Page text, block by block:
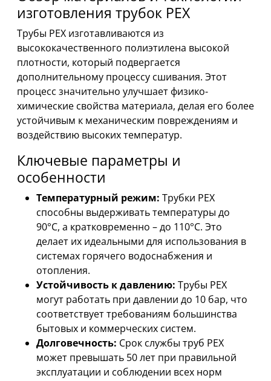
изготовления трубок PEX
Трубы PEX изготавливаются из
высококачественного полиэтилена высокой
плотности, который подвергается
дополнительному процессу сшивания. Этот
процесс значительно улучшает физико-
химические свойства материала, делая его более
устойчивым к механическим повреждениям и
воздействию высоких температур.
Ключевые параметры и
особенности
Температурный режим: Трубки PEX
способны выдерживать температуры до
90°C, а кратковременно – до 110°C. Это
делает их идеальными для использования в
системах горячего водоснабжения и
отопления.
Устойчивость к давлению: Трубы PEX
могут работать при давлении до 10 бар, что
соответствует требованиям большинства
бытовых и коммерческих систем.
Долговечность: Срок службы труб PEX
может превышать 50 лет при правильной
эксплуатации и соблюдении всех норм